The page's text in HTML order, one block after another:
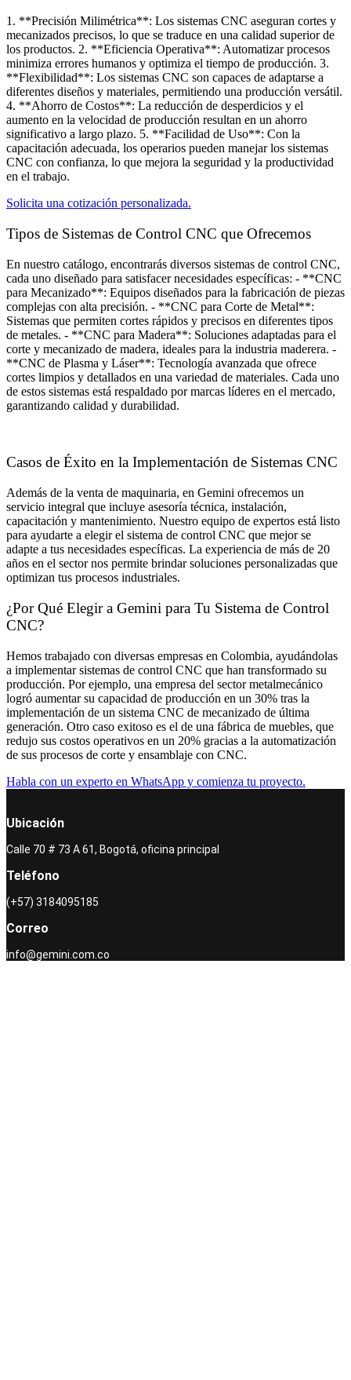
1. **Precisión Milimétrica**: Los sistemas CNC aseguran cortes y
mecanizados precisos, lo que se traduce en una calidad superior de
los productos. 2. **Eficiencia Operativa**: Automatizar procesos
minimiza errores humanos y optimiza el tiempo de producción. 3.
**Flexibilidad**: Los sistemas CNC son capaces de adaptarse a
diferentes diseños y materiales, permitiendo una producción versátil.
4. **Ahorro de Costos**: La reducción de desperdicios y el
aumento en la velocidad de producción resultan en un ahorro
significativo a largo plazo. 5. **Facilidad de Uso**: Con la
capacitación adecuada, los operarios pueden manejar los sistemas
CNC con confianza, lo que mejora la seguridad y la productividad
en el trabajo.
Solicita una cotización personalizada.
Tipos de Sistemas de Control CNC que Ofrecemos​
En nuestro catálogo, encontrarás diversos sistemas de control CNC,
cada uno diseñado para satisfacer necesidades específicas: - **CNC
para Mecanizado**: Equipos diseñados para la fabricación de piezas
complejas con alta precisión. - **CNC para Corte de Metal**:
Sistemas que permiten cortes rápidos y precisos en diferentes tipos
de metales. - **CNC para Madera**: Soluciones adaptadas para el
corte y mecanizado de madera, ideales para la industria maderera. -
**CNC de Plasma y Láser**: Tecnología avanzada que ofrece
cortes limpios y detallados en una variedad de materiales. Cada uno
de estos sistemas está respaldado por marcas líderes en el mercado,
garantizando calidad y durabilidad.
Casos de Éxito en la Implementación de Sistemas CNC
Además de la venta de maquinaria, en Gemini ofrecemos un
servicio integral que incluye asesoría técnica, instalación,
capacitación y mantenimiento. Nuestro equipo de expertos está listo
para ayudarte a elegir el sistema de control CNC que mejor se
adapte a tus necesidades específicas. La experiencia de más de 20
años en el sector nos permite brindar soluciones personalizadas que
optimizan tus procesos industriales.
¿Por Qué Elegir a Gemini para Tu Sistema de Control
CNC?
Hemos trabajado con diversas empresas en Colombia, ayudándolas
a implementar sistemas de control CNC que han transformado su
producción. Por ejemplo, una empresa del sector metalmecánico
logró aumentar su capacidad de producción en un 30% tras la
implementación de un sistema CNC de mecanizado de última
generación. Otro caso exitoso es el de una fábrica de muebles, que
redujo sus costos operativos en un 20% gracias a la automatización
de sus procesos de corte y ensamblaje con CNC.
Habla con un experto en WhatsApp y comienza tu proyecto.
Ubicación
Calle 70 # 73 A 61, Bogotá, oficina principal
Teléfono
(+57) 3184095185
Correo
info@gemini.com.co